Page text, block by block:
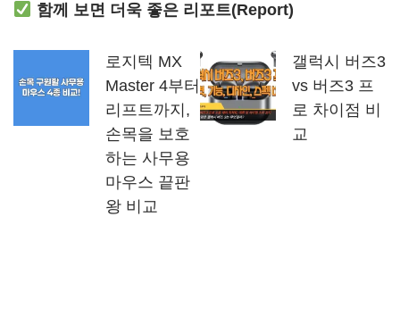
함께 보면 더욱 좋은 리포트(Report)
로지텍 MX
Master 4부터
리프트까지,
손목을 보호
하는 사무용
마우스 끝판
왕 비교
갤럭시 버즈3
vs 버즈3 프
로 차이점 비
교